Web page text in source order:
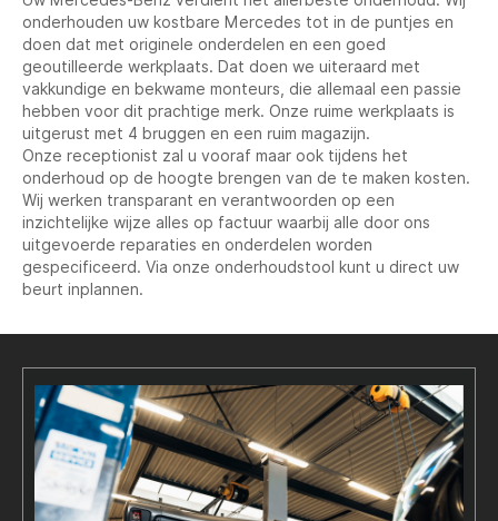
onderhouden uw kostbare Mercedes tot in de puntjes en
doen dat met originele onderdelen en een goed
geoutilleerde werkplaats. Dat doen we uiteraard met
vakkundige en bekwame monteurs, die allemaal een passie
hebben voor dit prachtige merk. Onze ruime werkplaats is
uitgerust met 4 bruggen en een ruim magazijn.
Onze receptionist zal u vooraf maar ook tijdens het
onderhoud op de hoogte brengen van de te maken kosten.
Wij werken transparant en verantwoorden op een
inzichtelijke wijze alles op factuur waarbij alle door ons
uitgevoerde reparaties en onderdelen worden
gespecificeerd. Via onze onderhoudstool kunt u direct uw
beurt inplannen.